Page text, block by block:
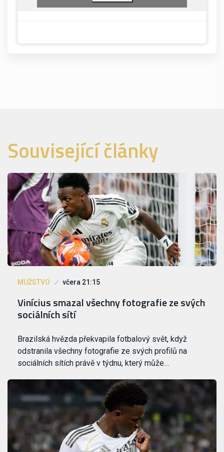
Související články
MUŽSTVO včera 21:15
Vinícius smazal všechny fotografie ze svých
sociálních sítí
Brazilská hvězda překvapila fotbalový svět, když
odstranila všechny fotografie ze svých profilů na
sociálních sítích právě v týdnu, který může…